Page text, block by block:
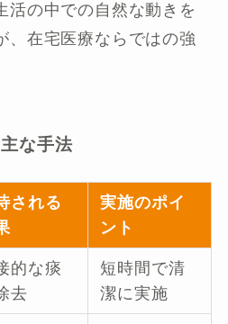
活の中での自然な動きを
、在宅医療ならではの強
な手法
される
実施のポイ
ント
的な痰
去
短時間で清
潔に実施